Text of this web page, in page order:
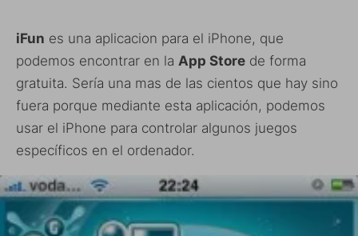
iFun es una aplicacion para el iPhone, que
podemos encontrar en la App Store de forma
gratuita. Sería una mas de las cientos que hay sino
fuera porque mediante esta aplicación, podemos
usar el iPhone para controlar algunos juegos
específicos en el ordenador.